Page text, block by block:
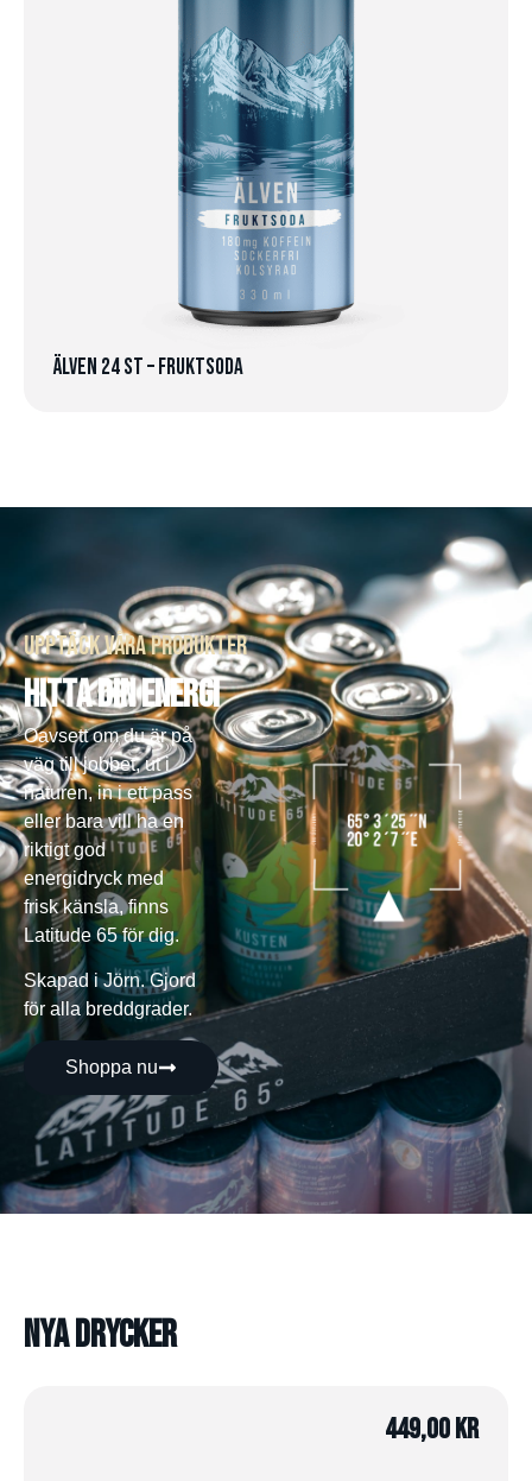
Älven 24 st – Fruktsoda
Upptäck våra produkter
HITTA DIN ENERGI
Oavsett om du är på
väg till jobbet, ut i
naturen, in i ett pass
eller bara vill ha en
riktigt god
energidryck med
frisk känsla, finns
Latitude 65 för dig.
Skapad i Jörn. Gjord
för alla breddgrader.
Shoppa nu
Nya drycker
449,00kr